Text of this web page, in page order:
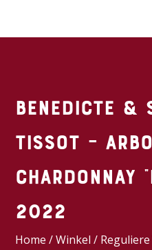
Benedicte &
Tissot –
chardonnay
2022
Home /Winkel /